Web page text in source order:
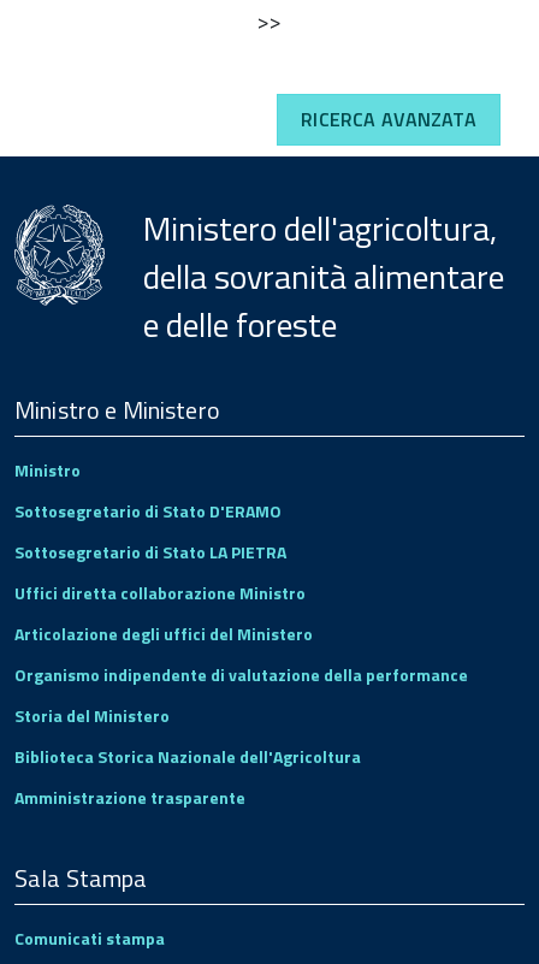
>>
RICERCA AVANZATA
Ministero dell'agricoltura,
della sovranità alimentare
e delle foreste
Footer
Ministro e Ministero
Ministro
Sottosegretario di Stato D'ERAMO
Sottosegretario di Stato LA PIETRA
Uffici diretta collaborazione Ministro
Articolazione degli uffici del Ministero
Organismo indipendente di valutazione della performance
Storia del Ministero
Biblioteca Storica Nazionale dell'Agricoltura
Amministrazione trasparente
Sala Stampa
Comunicati stampa